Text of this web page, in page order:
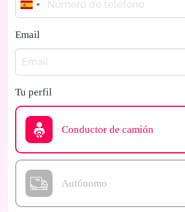
Email
Tu perfil
Conductor de camión
Autónomo